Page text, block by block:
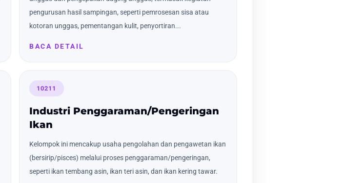
pengurusan hasil sampingan, seperti pemrosesan sisa atau
kotoran unggas, pementangan kulit, penyortiran...
BACA DETAIL
10211
Industri Penggaraman/Pengeringan
Ikan
Kelompok ini mencakup usaha pengolahan dan pengawetan ikan
(bersirip/pisces) melalui proses penggaraman/pengeringan,
seperti ikan tembang asin, ikan teri asin, dan ikan kering tawar.